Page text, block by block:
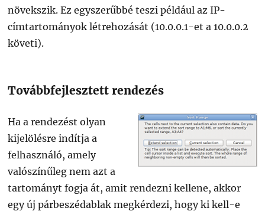
növekszik. Ez egyszerűbbé teszi például az IP-
címtartományok létrehozását (10.0.0.1-et a 10.0.0.2
követi).
Továbbfejlesztett rendezés
Ha a rendezést olyan
kijelölésre indítja a
felhasználó, amely
valószínűleg nem azt a
tartományt fogja át, amit rendezni kellene, akkor
egy új párbeszédablak megkérdezi, hogy ki kell-e